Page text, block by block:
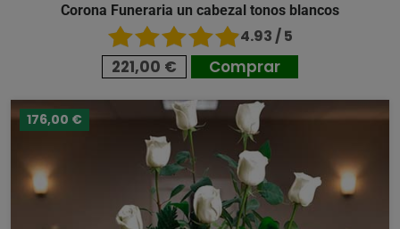
Corona Funeraria un cabezal tonos blancos
4.93 / 5
221,00 € Comprar
176,00 €